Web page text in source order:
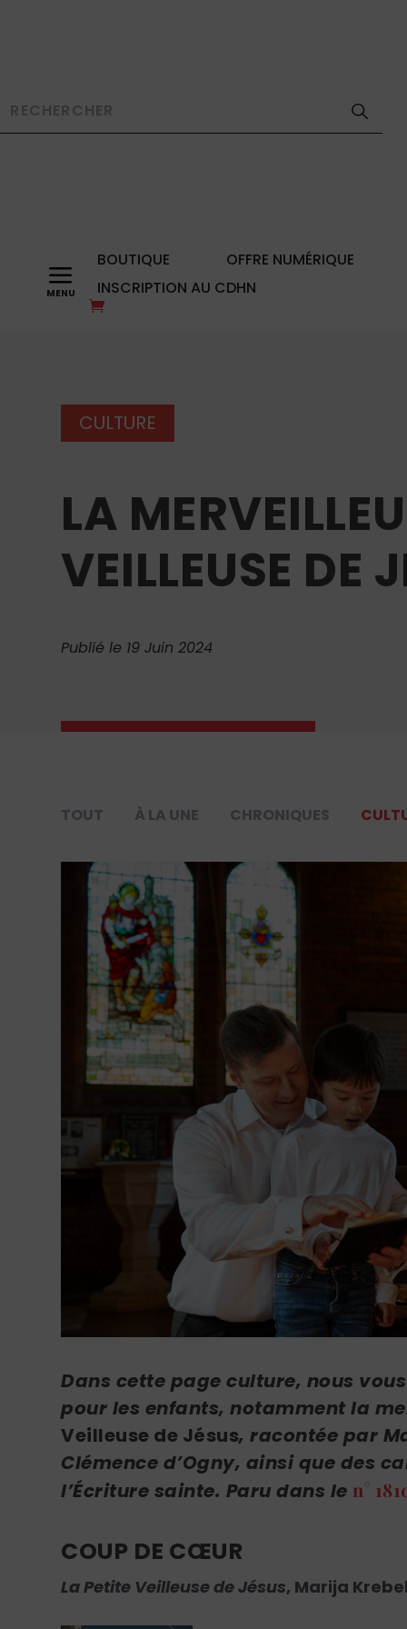
a BOUTIQUE OFFRE NUMÉRIQUE
INSCRIPTION AU CDHN
CULTURE
LA
VEILLEUSE DE
Publié le 19 Juin 2024
TOUT À LA UNE CHRONIQUES
Dans cette page culture, nous
pour les enfants, notamment la
Veilleuse de Jésus, racontée par
Clémence d’Ogny, ainsique des
l’Écriture sainte. Paru dans le n°
COUP DE CŒUR
La Petite Veilleuse de Jésus, Marija